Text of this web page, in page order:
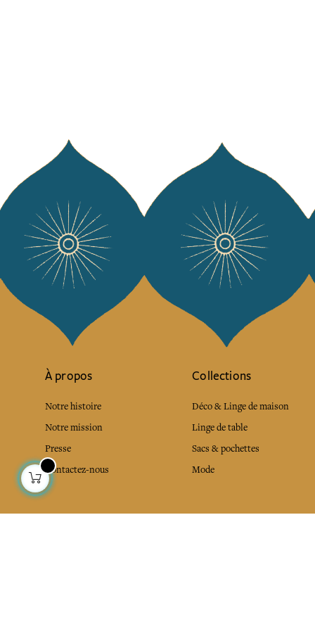
À propos
Notre histoire
Notre mission
Presse
Contactez-nous
Collections
Déco & Linge de maison
Linge de table
Sacs & pochettes
Mode